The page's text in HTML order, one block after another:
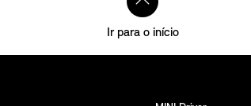
Ir para o início